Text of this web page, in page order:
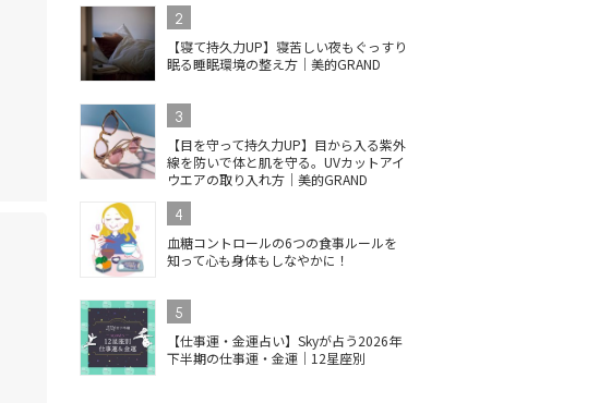
2
【寝て持久力UP】寝苦しい夜もぐっすり
眠る睡眠環境の整え方｜美的GRAND
3
【目を守って持久力UP】目から入る紫外
線を防いで体と肌を守る。UVカットアイ
ウエアの取り入れ方｜美的GRAND
4
血糖コントロールの6つの食事ルールを
知って心も身体もしなやかに！
5
【仕事運・金運占い】Skyが占う2026年
下半期の仕事運・金運｜12星座別